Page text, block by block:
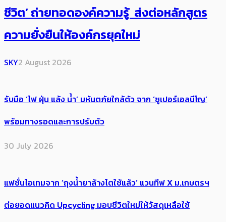
ชีวิต’ ถ่ายทอดองค์ความรู้ ส่งต่อหลักสูตร
ความยั่งยืนให้องค์กรยุคใหม่
SKY2 August 2026
รับมือ ‘ไฟ ฝุ่น แล้ง น้ำ’ มหันตภัยใกล้ตัว จาก ‘ซูเปอร์เอลนีโญ’
พร้อมทางรอดและการปรับตัว
30 July 2026
แฟชั่นไอเทมจาก ‘ถุงน้ำยาล้างไตใช้แล้ว’ แวนทีฟ X ม.เกษตรฯ
ต่อยอดแนวคิด Upcycling มอบชีวิตใหม่ให้วัสดุเหลือใช้